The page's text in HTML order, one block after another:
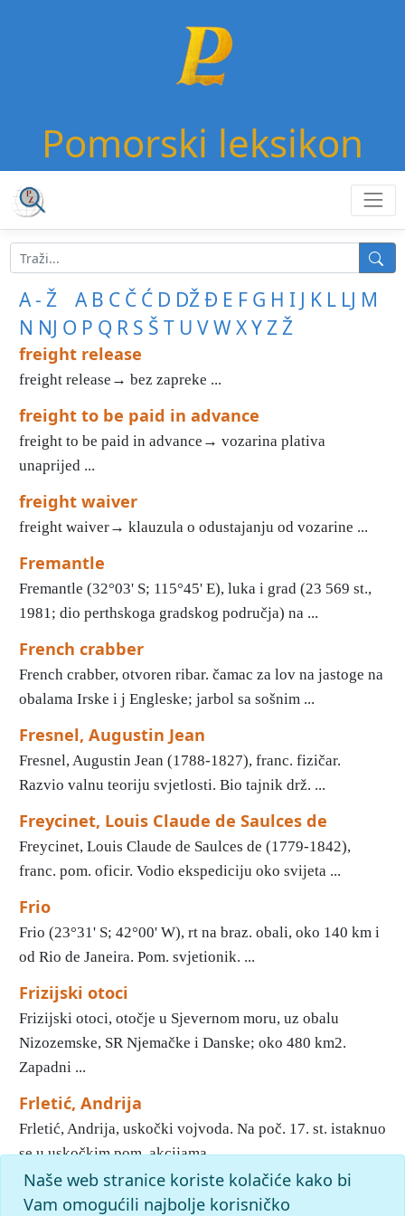
Pomorski leksikon
A - Ž A B C Č Ć D DŽĐ E F G H I J K L LJ M
N NJ O P Q R S Š T U VWXYZŽ
freight release
freight release→ bez zapreke ...
freight to be paid in advance
freight to be paid in advance→ vozarina plativa
unaprijed ...
freight waiver
freight waiver→ klauzula o odustajanju od vozarine ...
Fremantle
Fremantle (32°03' S; 115°45' E), luka i grad (23 569 st.,
1981; dio perthskoga gradskog područja) na ...
French crabber
French crabber, otvoren ribar. čamac za lov na jastoge na
obalama Irske i j Engleske; jarbol sa sošnim ...
Fresnel, Augustin Jean
Fresnel, Augustin Jean (1788-1827), franc. fizičar.
Razvio valnu teoriju svjetlosti. Bio tajnik drž. ...
Freycinet, Louis Claude de Saulces de
Freycinet, Louis Claude de Saulces de (1779-1842),
franc. pom. oficir. Vodio ekspediciju oko svijeta ...
Frio
Frio (23°31' S; 42°00' W), rt na braz. obali, oko 140 km i
od Rio de Janeira. Pom. svjetionik. ...
Frizijski otoci
Frizijski otoci, otočje u Sjevernom moru, uz obalu
Nizozemske, SR Njemačke i Danske; oko 480 km2.
Zapadni ...
Frletić, Andrija
Frletić, Andrija, uskočki vojvoda. Na poč. 17. st. istaknuo
se u uskočkim pom. akcijama. ...
Početak « 31 32 33 34 35
Naše web stranice koriste kolačiće kako bi
Vam omogućili najbolje korisničko